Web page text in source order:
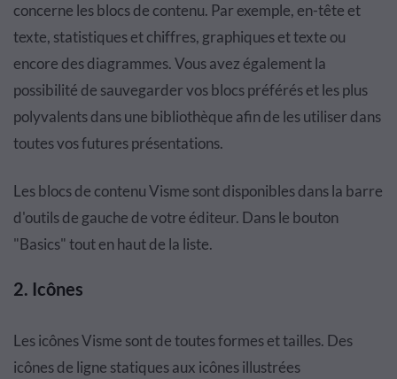
concerne les blocs de contenu. Par exemple, en-tête et
texte, statistiques et chiffres, graphiques et texte ou
encore des diagrammes. Vous avez également la
possibilité de sauvegarder vos blocs préférés et les plus
polyvalents dans une bibliothèque afin de les utiliser dans
toutes vos futures présentations.
Les blocs de contenu Visme sont disponibles dans la barre
d'outils de gauche de votre éditeur. Dans le bouton
"Basics" tout en haut de la liste.
2. Icônes
Les icônes Visme sont de toutes formes et tailles. Des
icônes de ligne statiques aux icônes illustrées